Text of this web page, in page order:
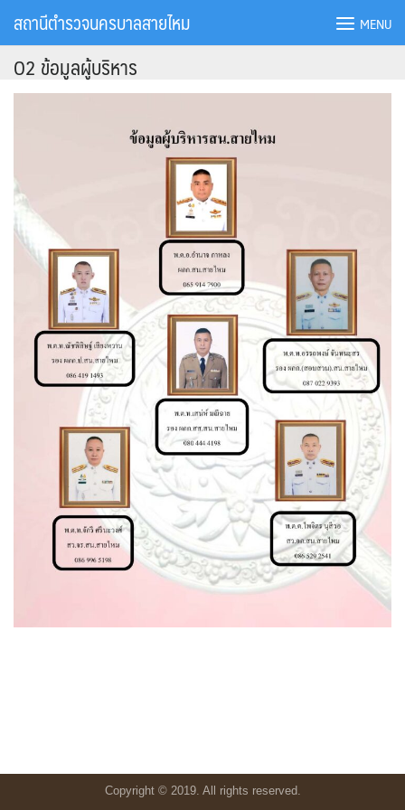
content
สถานีตำรวจนครบาลสายไหม MENU
O2 ข้อมูลผู้บริหาร
Copyright © 2019. All rights reserved.